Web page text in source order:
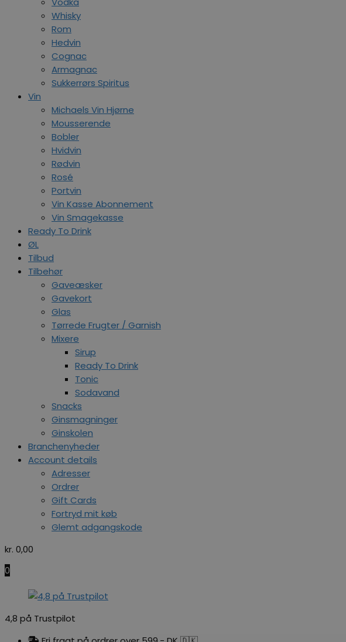
Whisky
Rom
Hedvin
Cognac
Armagnac
Sukkerrørs Spiritus
Vin
Michaels Vin Hjørne
Mousserende
Bobler
Hvidvin
Rødvin
Rosé
Portvin
Vin Kasse Abonnement
Vin Smagekasse
Ready To Drink
ØL
Tilbud
Tilbehør
Gaveæsker
Gavekort
Glas
Tørrede Frugter / Garnish
Mixere
Sirup
Ready To Drink
Tonic
Sodavand
Snacks
Ginsmagninger
Ginskolen
Branchenyheder
Account details
Adresser
Ordrer
Gift Cards
Fortryd mit køb
Glemt adgangskode
kr. 0,00
0
4,8 på Trustpilot